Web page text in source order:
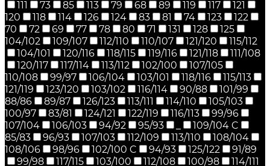
111
73 85 113 79 68 89 119 117
121
120
118 114 126 124 83 81 74 123
122
70
72 69 77 78 80 71 131 128
125
104/102
109/107 112/110 110/107 121/120
115/112
104/101
120/116 118/115 119/116 121/118
111/108
120/117
117/114 113/112 102/100
107/105
110/108
99/97 106/104 103/101 118/116
115/113
121/119
123/120 103/102 116/114 90/88
101/99
88/86
89/87 126/123 113/111 114/110
105/103
100/97
83/81 124/121 122/119 116/113
99/96
107/104
106/103 94/92 95/93
109/104 C
85/83
96/93 107/103 112/109 113/110
108/104
108/106
98/96 102/100 C 94/93 125/122
91/89
99/98
117/115 103/100 112/108 100/98
114/111